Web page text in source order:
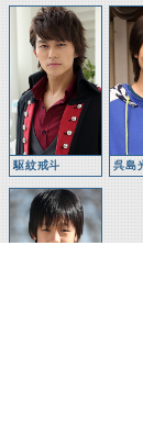
駆紋戒斗 呉島